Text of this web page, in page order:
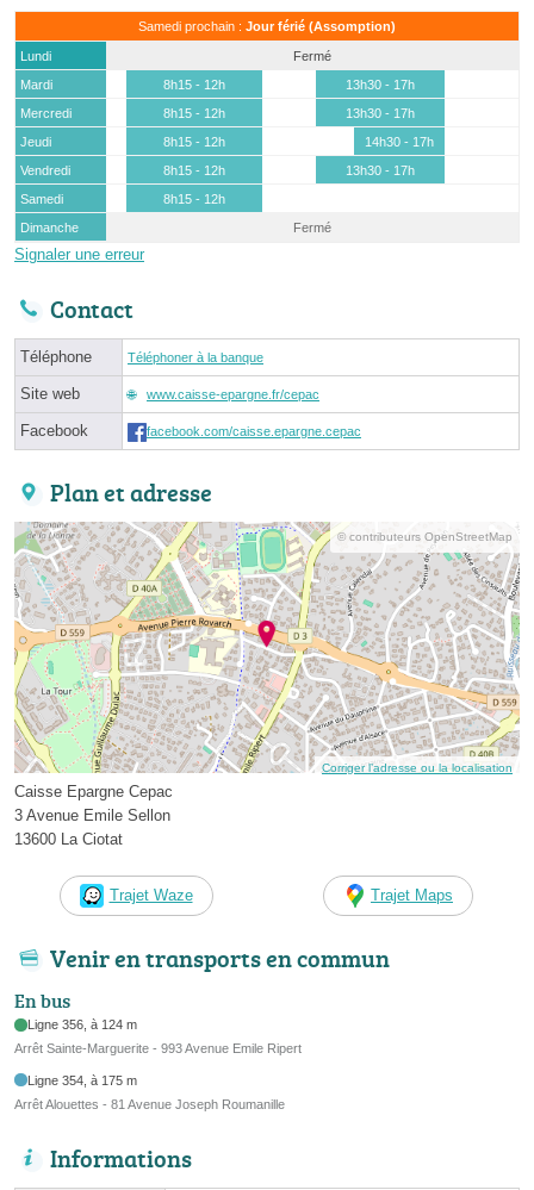
Samedi prochain : Jour férié (Assomption)
Lundi
Fermé
Mardi
8h15 - 12h
13h30 - 17h
Mercredi
8h15 - 12h
13h30 - 17h
Jeudi
8h15 - 12h
14h30 - 17h
Vendredi
8h15 - 12h
13h30 - 17h
Samedi
8h15 - 12h
Dimanche
Fermé
Signaler une erreur
Contact
Téléphone Téléphoner à la banque
Site web www.caisse-epargne.fr/cepac
Facebook facebook.com/caisse.epargne.cepac
Plan et adresse
© contributeurs OpenStreetMap
Corriger l’adresse ou la localisation
Caisse Epargne Cepac
3 Avenue Emile Sellon
13600 La Ciotat
Trajet Waze Trajet Maps
Venir en transports en commun
En bus
Ligne 356, à 124 m
Arrêt Sainte-Marguerite - 993 Avenue Emile Ripert
Ligne 354, à 175 m
Arrêt Alouettes - 81 Avenue Joseph Roumanille
Informations